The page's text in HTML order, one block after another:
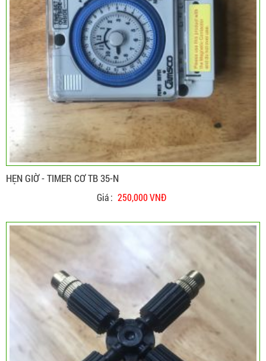
HẸN GIỜ - TIMER CƠ TB 35-N
Giá : 250,000 VNĐ